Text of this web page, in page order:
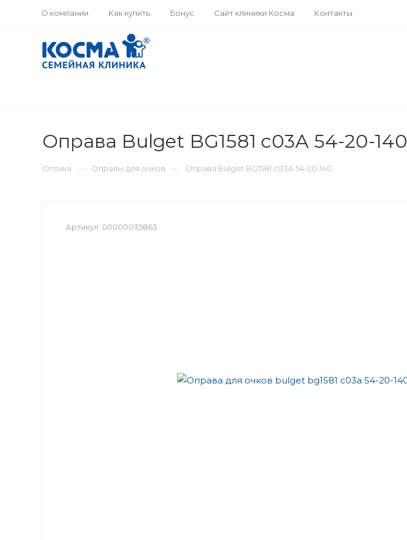
О компании Как купить Бонус Сайт клиники Косма Контакты
Оправа Bulget BG1581 c03А 54-20-140
Оптика — Оправы для очков — Оправа Bulget BG1581 c03А 54-20-140
Артикул: 00000035863